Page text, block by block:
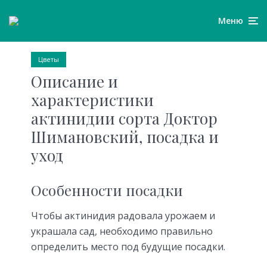
Меню
Цветы
Описание и
характеристики
актинидии сорта Доктор
Шимановский, посадка и
уход
Особенности посадки
Чтобы актинидия радовала урожаем и
украшала сад, необходимо правильно
определить место под будущие посадки.